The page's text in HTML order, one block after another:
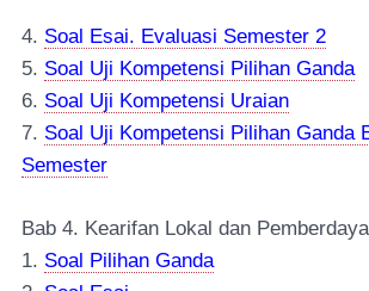
4. Soal Esai. Evaluasi Semester 2
5. Soal Uji Kompetensi Pilihan Ganda
6. Soal Uji Kompetensi Uraian
7. Soal Uji Kompetensi Pilihan Ganda
Semester
Bab 4. Kearifan Lokal dan
1. Soal Pilihan Ganda